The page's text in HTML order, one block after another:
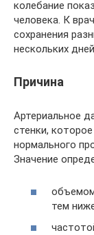
колебание
человека. К
сохранения
нескольких
Причина
Артериальное
стенки,
нормального
Значение
тем